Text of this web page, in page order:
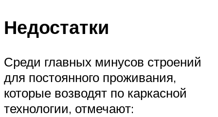
Недостатки
Среди главных минусов строений
для постоянного проживания,
которые возводят по каркасной
технологии, отмечают: